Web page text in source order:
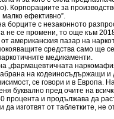
Корпорациите за
ефективно”.
борците с незаконното
не се промени, то още към
американския пазар на
средства само ще
медикаменти.
на кодеиносъдържащи и
се говори и в Европа.
буквално пред очите на
процента и продължава да
да изготвят от таблетките, не